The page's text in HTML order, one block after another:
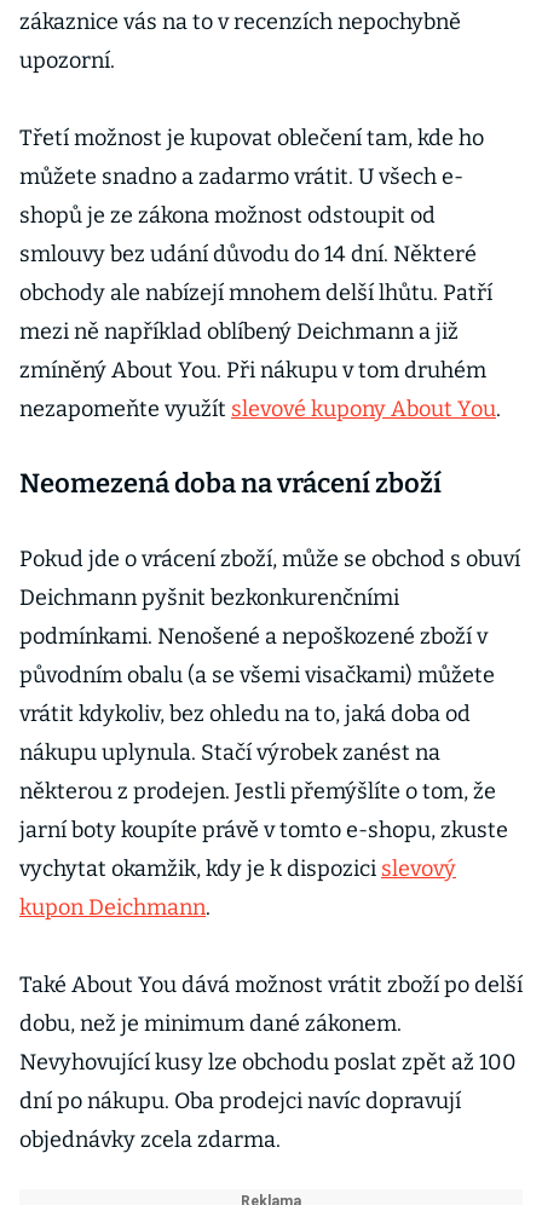
zákaznice vás na to v recenzích nepochybně
upozorní.
Třetí možnost je kupovat oblečení tam, kde ho
můžete snadno a zadarmo vrátit. U všech e-
shopů je ze zákona možnost odstoupit od
smlouvy bez udání důvodu do 14 dní. Některé
obchody ale nabízejí mnohem delší lhůtu. Patří
mezi ně například oblíbený Deichmann a již
zmíněný About You. Při nákupu v tom druhém
nezapomeňte využít slevové kupony About You.
Neomezená doba na vrácení zboží
Pokud jde o vrácení zboží, může se obchod s obuví
Deichmann pyšnit bezkonkurenčními
podmínkami. Nenošené a nepoškozené zboží v
původním obalu (a se všemi visačkami) můžete
vrátit kdykoliv, bez ohledu na to, jaká doba od
nákupu uplynula. Stačí výrobek zanést na
některou z prodejen. Jestli přemýšlíte o tom, že
jarní boty koupíte právě v tomto e-shopu, zkuste
vychytat okamžik, kdy je k dispozici slevový
kupon Deichmann.
Také About You dává možnost vrátit zboží po delší
dobu, než je minimum dané zákonem.
Nevyhovující kusy lze obchodu poslat zpět až 100
dní po nákupu. Oba prodejci navíc dopravují
objednávky zcela zdarma.